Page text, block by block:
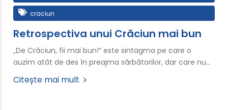
craciun
Retrospectiva unui Crăciun mai bun
„De Crăciun, fii mai bun!” este sintagma pe care o
auzim atât de des în preajma sărbătorilor, dar care nu…
Citește mai mult